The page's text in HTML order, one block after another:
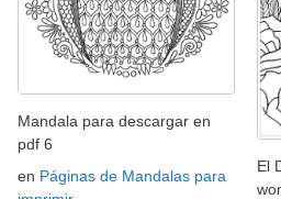
Mandala para descargar en
pdf 6
en Páginas de Mandalas para
El